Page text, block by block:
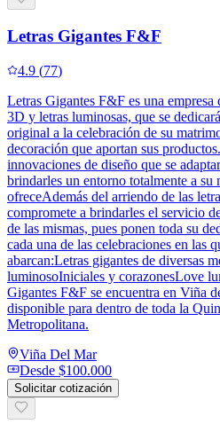
Letras Gigantes F&F
4.9 (77)
Letras Gigantes F&F es una empresa
3D y letras luminosas, que se
original a la celebración de su
decoración que aportan sus
innovaciones de diseño que se
brindarles un entorno totalmente a su
ofreceAdemás del arriendo de las
compromete a brindarles el servicio
de las mismas, pues ponen toda su
cada una de las celebraciones en las
abarcan:Letras gigantes de diversas
luminosoIniciales y corazonesLove
Gigantes F&F se encuentra en Viña
disponible para dentro de toda la
Metropolitana.
Viña Del Mar
Desde $100.000
Solicitar cotización